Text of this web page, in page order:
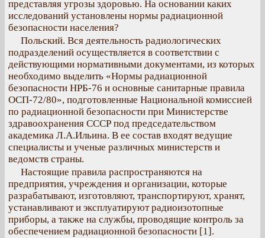
представляя угрозы здоровью. На основании каких
исследований установлены нормы радиационной
безопасности населения?
Польский. Вся деятельность радиологических
подразделений осуществляется в соответствии с
действующими нормативными документами, из которых
необходимо выделить «Нормы радиационной
безопасности НРБ-76 и основные санитарные правила
ОСП-72/80», подготовленные Национальной комиссией
по радиационной безопасности при Министерстве
здравоохранения СССР под председательством
академика Л.А.Ильина. В ее состав входят ведущие
специалисты и ученые различных министерств и
ведомств страны.
Настоящие правила распространяются на
предприятия, учреждения и организации, которые
разрабатывают, изготовляют, транспортируют, хранят,
устанавливают и эксплуатируют радиоизотопные
приборы, а также на службы, проводящие контроль за
обеспечением радиационной безопасности [1].